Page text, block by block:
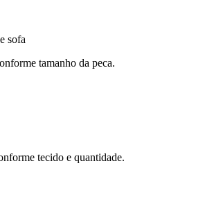
sofa
tamanho da peca.
tecido e quantidade.